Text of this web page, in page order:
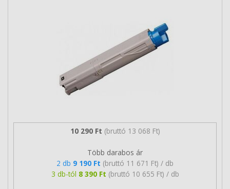
10 290 Ft (bruttó 13 068 Ft)
Több darabos ár
2 db 9 190 Ft (bruttó 11 671 Ft) / db
3 db-tól 8 390 Ft (bruttó 10 655 Ft) / db